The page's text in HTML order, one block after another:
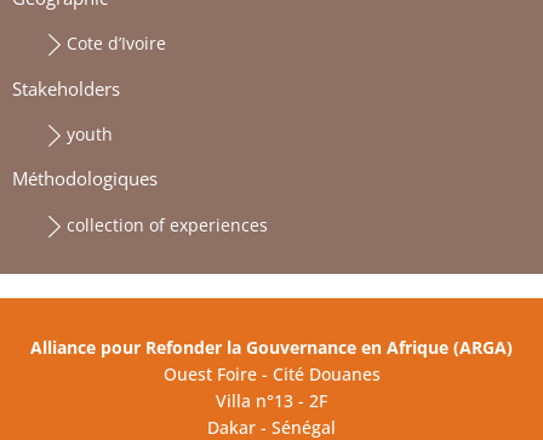
Cote d’Ivoire
Stakeholders
youth
Méthodologiques
collection of experiences
Alliance pour Refonder la Gouvernance en Afrique (ARGA)
Ouest Foire - Cité Douanes
Villa n°13 - 2F
Dakar - Sénégal